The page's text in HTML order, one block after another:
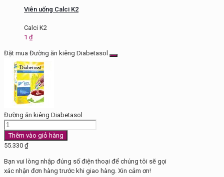
Viên uống Calci K2
Calci K2
1 ₫
Đặt mua Đường ăn kiêng Diabetasol
Đường ăn kiêng Diabetasol
Đường
ăn
kiêng
số
lượng
Thêm vào giỏ hàng
55.330 ₫
Bạn vui lòng nhập đúng số điện thoại để chúng tôi sẽ gọi
xác nhận đơn hàng trước khi giao hàng. Xin cảm ơn!